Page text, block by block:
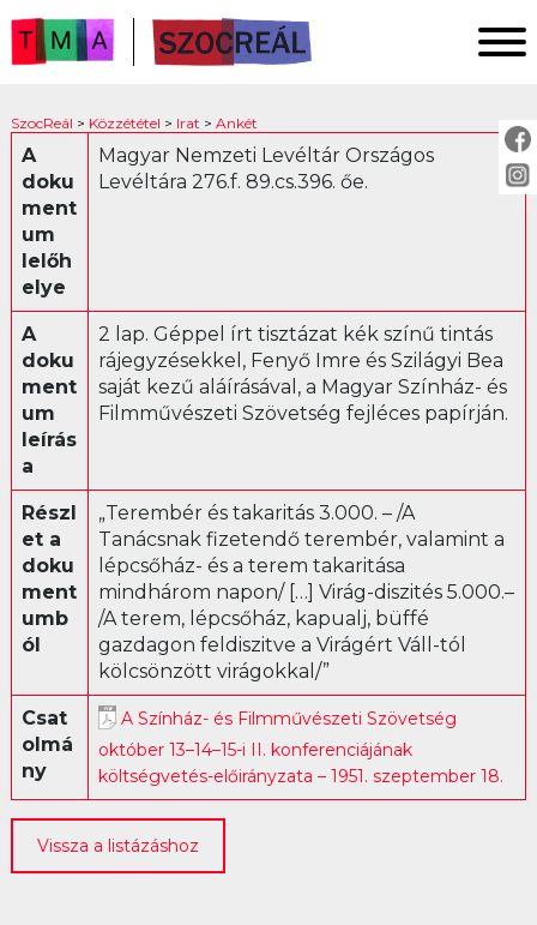
FŐOLDAL
KUTATÁS
KÖZZÉTÉTEL
KÖZVETÍTÉS
KÖZZÉTÉTEL:
Fotó
Irat
Ankét
Levél
Műsor
Librettó
SzocReál > Közzététel > Irat > Ankét
A
doku
ment
um
lelőh
elye
Magyar Nemzeti Levéltár Országos
Levéltára 276.f. 89.cs.396. őe.
A
doku
ment
um
leírás
a
2 lap. Géppel írt tisztázat kék színű tintás
rájegyzésekkel, Fenyő Imre és Szilágyi Bea
saját kezű aláírásával, a Magyar Színház- és
Filmművészeti Szövetség fejléces papírján.
Részl
et a
doku
ment
umb
ól
„Terembér és takaritás 3.000. – /A
Tanácsnak fizetendő terembér, valamint a
lépcsőház- és a terem takaritása
mindhárom napon/ […] Virág-diszités 5.000.–
/A terem, lépcsőház, kapualj, büffé
gazdagon feldiszitve a Virágért Váll-tól
kölcsönzött virágokkal/”
Csat
olmá
ny
A Színház- és Filmművészeti Szövetség
október 13–14–15-i II. konferenciájának
költségvetés-előirányzata – 1951. szeptember 18.
Vissza a listázáshoz